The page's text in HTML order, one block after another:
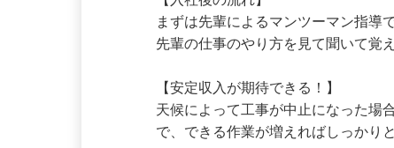
【入社後の流れ】
まずは先輩によるマンツーマン指
【安定収入が期待できる！】
天候によって工事が中止になった